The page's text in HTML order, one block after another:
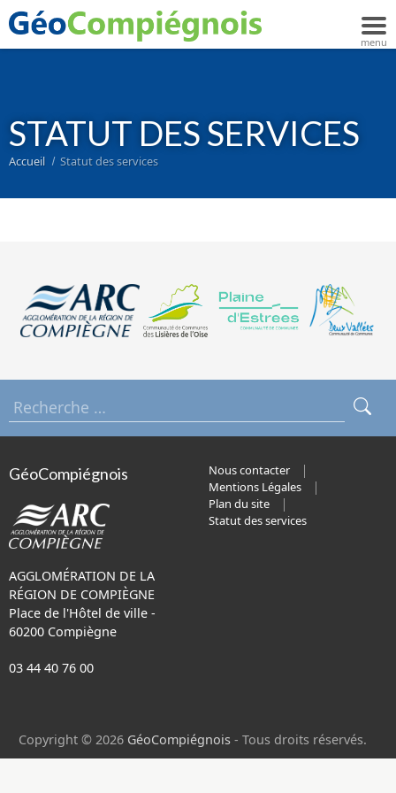
STATUT DES SERVICES
Accueil Statut des services
GéoCompiégnois
AGGLOMÉRATION DE LA
RÉGION DE COMPIÈGNE
Place de l'Hôtel de ville -
60200 Compiègne
03 44 40 76 00
Nous contacter
Mentions Légales
Plan du site
Statut des services
Copyright © 2026 GéoCompiégnois - Tous droits réservés.